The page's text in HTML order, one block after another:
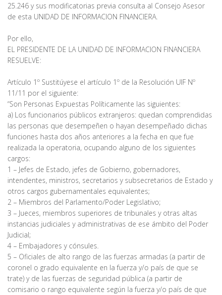
25.246 y sus modificatorias previa consulta al Consejo Asesor
de esta UNIDAD DE INFORMACION FINANCIERA.
Por ello,
EL PRESIDENTE DE LA UNIDAD DE INFORMACION FINANCIERA
RESUELVE:
Artículo 1º Sustitúyese el artículo 1º de la Resolución UIF Nº
11/11 por el siguiente:
“Son Personas Expuestas Políticamente las siguientes:
a) Los funcionarios públicos extranjeros: quedan comprendidas
las personas que desempeñen o hayan desempeñado dichas
funciones hasta dos años anteriores a la fecha en que fue
realizada la operatoria, ocupando alguno de los siguientes
cargos:
1 – Jefes de Estado, jefes de Gobierno, gobernadores,
intendentes, ministros, secretarios y subsecretarios de Estado y
otros cargos gubernamentales equivalentes;
2 – Miembros del Parlamento/Poder Legislativo;
3 – Jueces, miembros superiores de tribunales y otras altas
instancias judiciales y administrativas de ese ámbito del Poder
Judicial;
4 – Embajadores y cónsules.
5 – Oficiales de alto rango de las fuerzas armadas (a partir de
coronel o grado equivalente en la fuerza y/o país de que se
trate) y de las fuerzas de seguridad pública (a partir de
comisario o rango equivalente según la fuerza y/o país de que